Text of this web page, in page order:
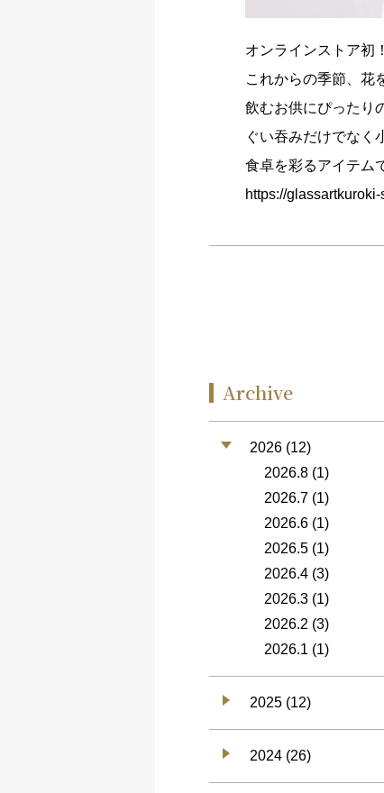
オンラインストア初
これからの季節、花
飲むお供にぴったり
ぐい吞みだけでなく
食卓を彩るアイテム
https://
Archive
2026 (12)
2026.8 (1)
2026.7 (1)
2026.6 (1)
2026.5 (1)
2026.4 (3)
2026.3 (1)
2026.2 (3)
2026.1 (1)
2025 (12)
2024 (26)